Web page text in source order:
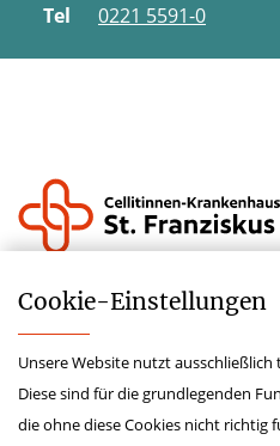
Tel
0221 5591-0
Impressum
Krankenhauszukunftsfonds
Cookie-­Einstellungen
Unsere Website nutzt
Diese sind für die grundlegenden
die ohne diese Cookies nicht richtig